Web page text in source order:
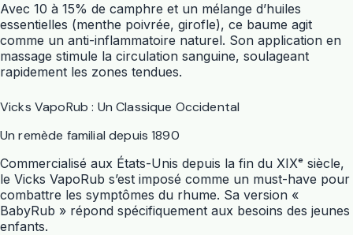
Avec 10 à 15% de camphre et un mélange d’huiles
essentielles (menthe poivrée, girofle), ce baume agit
comme un anti-inflammatoire naturel. Son application en
massage stimule la circulation sanguine, soulageant
rapidement les zones tendues.
Vicks VapoRub : Un Classique Occidental
Un remède familial depuis 1890
Commercialisé aux États-Unis depuis la fin du XIXᵉ siècle,
le Vicks VapoRub s’est imposé comme un must-have pour
combattre les symptômes du rhume. Sa version «
BabyRub » répond spécifiquement aux besoins des jeunes
enfants.